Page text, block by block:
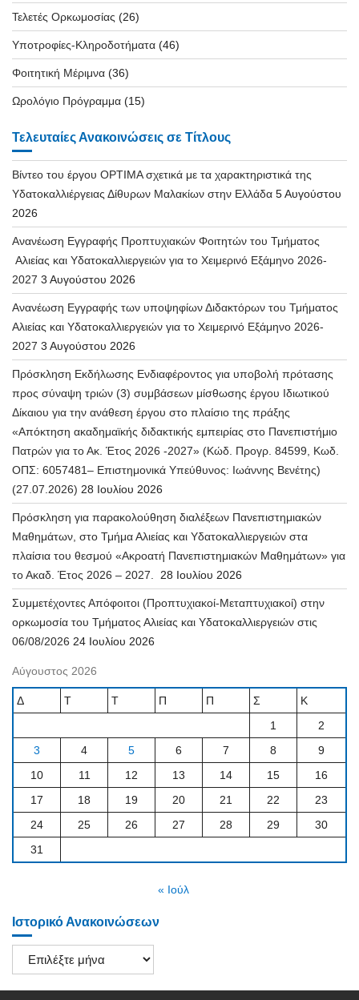
Τελετές Ορκωμοσίας (26)
Υποτροφίες-Κληροδοτήματα (46)
Φοιτητική Μέριμνα (36)
Ωρολόγιο Πρόγραμμα (15)
Τελευταίες Ανακοινώσεις σε Τίτλους
Βίντεο του έργου OPTIMA σχετικά με τα χαρακτηριστικά της
Υδατοκαλλιέργειας Δίθυρων Μαλακίων στην Ελλάδα 5 Αυγούστου
2026
Ανανέωση Εγγραφής Προπτυχιακών Φοιτητών του Τμήματος
Αλιείας και Υδατοκαλλιεργειών για το Χειμερινό Εξάμηνο 2026-
2027 3 Αυγούστου 2026
Ανανέωση Εγγραφής των υποψηφίων Διδακτόρων του Τμήματος
Αλιείας και Υδατοκαλλιεργειών για το Χειμερινό Εξάμηνο 2026-
2027 3 Αυγούστου 2026
Πρόσκληση Εκδήλωσης Ενδιαφέροντος για υποβολή πρότασης
προς σύναψη τριών (3) συμβάσεων μίσθωσης έργου Ιδιωτικού
Δίκαιου για την ανάθεση έργου στο πλαίσιο της πράξης
«Απόκτηση ακαδημαϊκής διδακτικής εμπειρίας στο Πανεπιστήμιο
Πατρών για το Ακ. Έτος 2026 -2027» (Κώδ. Προγρ. 84599, Κωδ.
ΟΠΣ: 6057481– Επιστημονικά Υπεύθυνος: Ιωάννης Βενέτης)
(27.07.2026) 28 Ιουλίου 2026
Πρόσκληση για παρακολούθηση διαλέξεων Πανεπιστημιακών
Μαθημάτων, στο Τμήμα Αλιείας και Υδατοκαλλιεργειών στα
πλαίσια του θεσμού «Ακροατή Πανεπιστημιακών Μαθημάτων» για
το Ακαδ. Έτος 2026 – 2027.
28 Ιουλίου 2026
Συμμετέχοντες Απόφοιτοι (Προπτυχιακοί-Μεταπτυχιακοί) στην
ορκωμοσία του Τμήματος Αλιείας και Υδατοκαλλιεργειών στις
06/08/2026 24 Ιουλίου 2026
Αύγουστος 2026
Δ Τ Τ Π Π Σ
Κ
1
2
3
4 5 6 7 8
9
10
11 12 13 14 15
16
17
18 19 20 21 22
23
24
25 26 27 28 29
30
31
« Ιούλ
Ιστορικό Ανακοινώσεων
Ιστορικό
Ανακοινώσεων